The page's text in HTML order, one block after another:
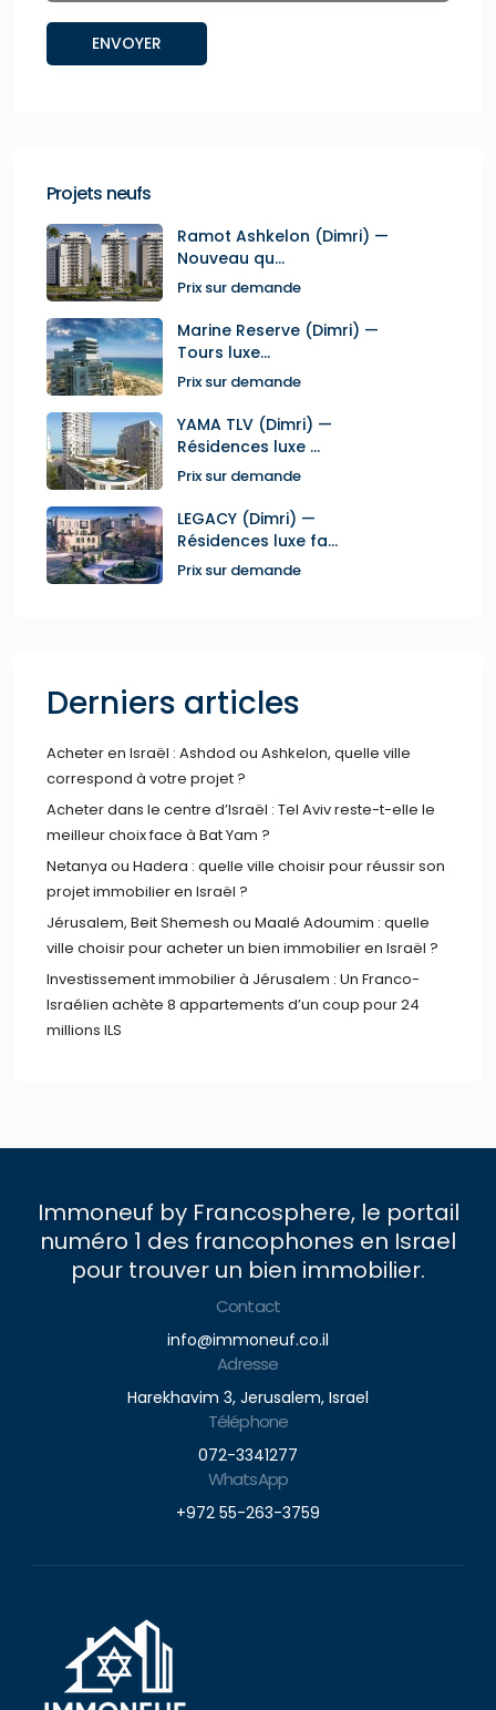
Projets neufs
Ramot Ashkelon (Dimri) —
Nouveau qu...
Prix sur demande
Marine Reserve (Dimri) —
Tours luxe...
Prix sur demande
YAMA TLV (Dimri) —
Résidences luxe ...
Prix sur demande
LEGACY (Dimri) —
Résidences luxe fa...
Prix sur demande
Derniers articles
Acheter en Israël : Ashdod ou Ashkelon, quelle ville
correspond à votre projet ?
Acheter dans le centre d’Israël : Tel Aviv reste-t-elle le
meilleur choix face à Bat Yam ?
Netanya ou Hadera : quelle ville choisir pour réussir son
projet immobilier en Israël ?
Jérusalem, Beit Shemesh ou Maalé Adoumim : quelle
ville choisir pour acheter un bien immobilier en Israël ?
Investissement immobilier à Jérusalem : Un Franco-
Israélien achète 8 appartements d’un coup pour 24
millions ILS
Immoneuf by Francosphere, le portail
numéro 1 des francophones en Israel
pour trouver un bien immobilier.
Contact
info@immoneuf.co.il
Adresse
Harekhavim 3, Jerusalem, Israel
Téléphone
072-3341277
WhatsApp
+972 55-263-3759